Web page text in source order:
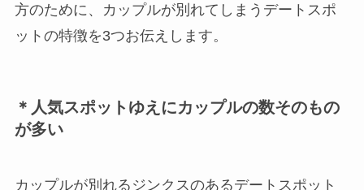
方のために、カップルが別れてしまうデートスポ
ットの特徴を3つお伝えします。
＊人気スポットゆえにカップルの数そのもの
が多い
カップルが別れるジンクスのあるデートスポット